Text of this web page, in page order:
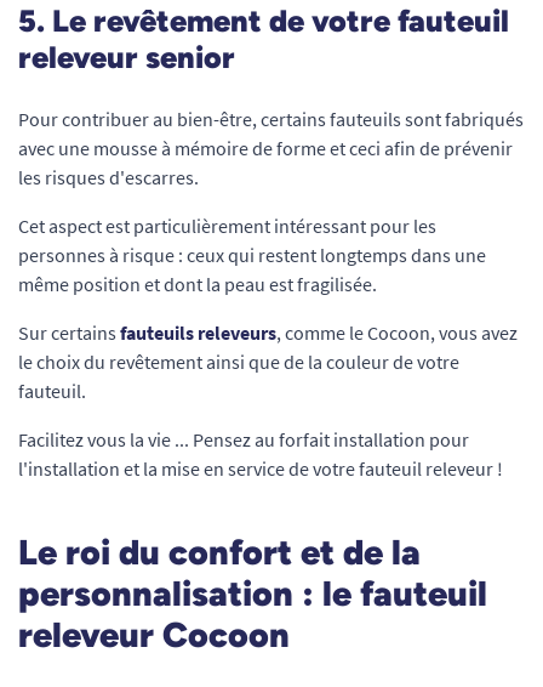
5. Le revêtement de votre fauteuil
releveur senior
Pour contribuer au bien-être, certains fauteuils sont fabriqués
avec une mousse à mémoire de forme et ceci afin de prévenir
les risques d'escarres.
Cet aspect est particulièrement intéressant pour les
personnes à risque : ceux qui restent longtemps dans une
même position et dont la peau est fragilisée.
Sur certains fauteuils releveurs, comme le Cocoon, vous avez
le choix du revêtement ainsi que de la couleur de votre
fauteuil.
Facilitez vous la vie ... Pensez au forfait installation pour
l'installation et la mise en service de votre fauteuil releveur !
Le roi du confort et de la
personnalisation : le fauteuil
releveur Cocoon